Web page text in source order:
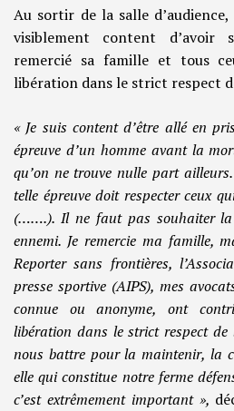
Au sortir de la salle
visiblement content d’avoir
remercié sa famille et tous
libération dans le strict respect
« Je suis content d’être allé en
épreuve d’un homme avant la
qu’on ne trouve nulle part
telle épreuve doit respecter ceux
(…….). Il ne faut pas souhaiter
ennemi. Je remercie ma famille,
Reporter sans frontières,
presse sportive (AIPS), mes
connue ou anonyme, ont
libération dans le strict respect
nous battre pour la maintenir, la
elle qui constitue notre ferme
c’est extrêmement important »,